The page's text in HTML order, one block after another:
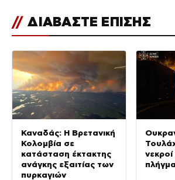
// ΔΙΑΒΑΣΤΕ ΕΠΙΣΗΣ
Καναδάς: Η Βρετανική
Κολομβία σε
κατάσταση έκτακτης
ανάγκης εξαιτίας των
πυρκαγιών